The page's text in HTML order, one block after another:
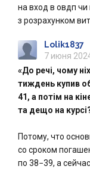
на вход в овдп чи
з розрахунком
Lolik1837
7 июня
«До речі, чому
тиждень купив
41, а потім на
та дещо на
Потому, что
со сроком
по 38−39, а